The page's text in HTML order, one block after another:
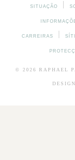
SITUAÇÃO
CARREIRAS
© 2026 RAPHAEL